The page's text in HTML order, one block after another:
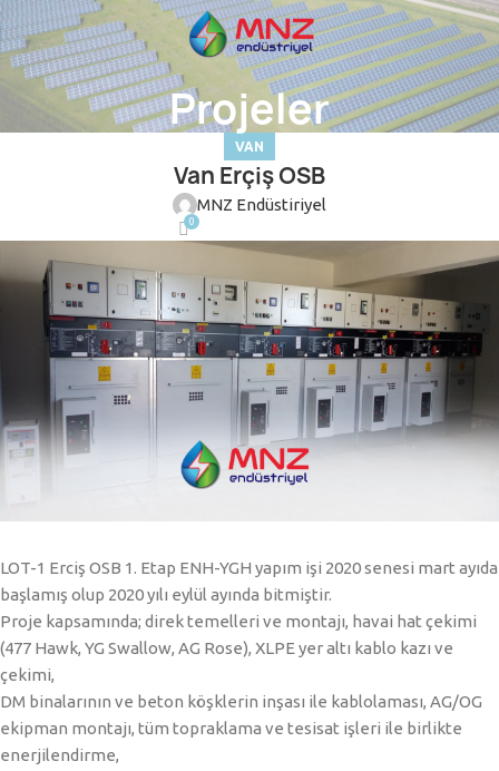
Projeler
VAN
Van Erçiş OSB
MNZ Endüstiriyel
0
LOT-1 Erciş OSB 1. Etap ENH-YGH yapım işi 2020 senesi mart ayıda
başlamış olup 2020 yılı eylül ayında bitmiştir.
Proje kapsamında; direk temelleri ve montajı, havai hat çekimi
(477 Hawk, YG Swallow, AG Rose), XLPE yer altı kablo kazı ve
çekimi,
DM binalarının ve beton köşklerin inşası ile kablolaması, AG/OG
ekipman montajı, tüm topraklama ve tesisat işleri ile birlikte
enerjilendirme,